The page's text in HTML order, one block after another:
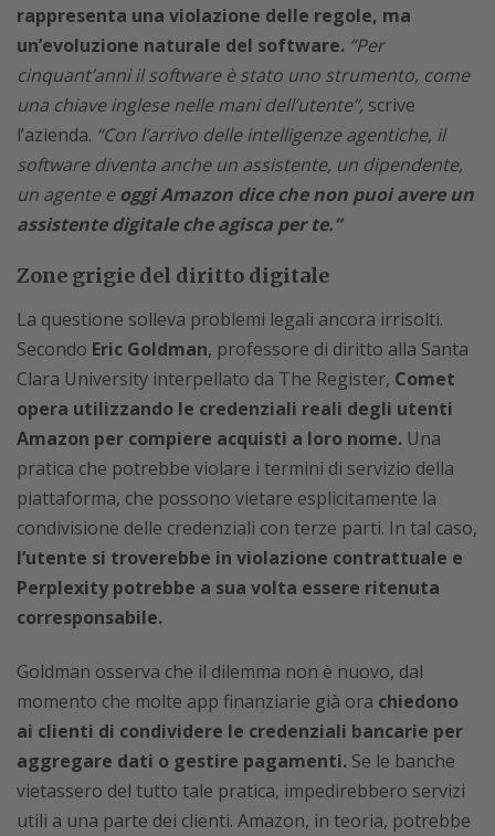
rappresenta una violazione delle regole, ma
un’evoluzione naturale del software. “Per
cinquant’anni il software è stato uno strumento, come
una chiave inglese nelle mani dell’utente”, scrive
l’azienda. “Con l’arrivo delle intelligenze agentiche, il
software diventa anche un assistente, un dipendente,
un agente eoggi Amazon dice che non puoi avere un
assistente digitale che agisca per te.”
Zone grigie del diritto digitale
La questione solleva problemi legali ancora irrisolti.
Secondo Eric Goldman, professore di diritto alla Santa
Clara University interpellato da The Register, Comet
opera utilizzando le credenziali reali degli utenti
Amazon per compiere acquisti a loro nome. Una
pratica che potrebbe violare i termini di servizio della
piattaforma, che possono vietare esplicitamente la
condivisione delle credenziali con terze parti. In tal caso,
l’utente si troverebbe in violazione contrattuale e
Perplexity potrebbe a sua volta essere ritenuta
corresponsabile.
Goldman osserva che il dilemma non è nuovo, dal
momento che molte app finanziarie già ora chiedono
ai clienti di condividere le credenziali bancarie per
aggregare dati o gestire pagamenti. Se le banche
vietassero del tutto tale pratica, impedirebbero servizi
utili a una parte dei clienti. Amazon, in teoria, potrebbe